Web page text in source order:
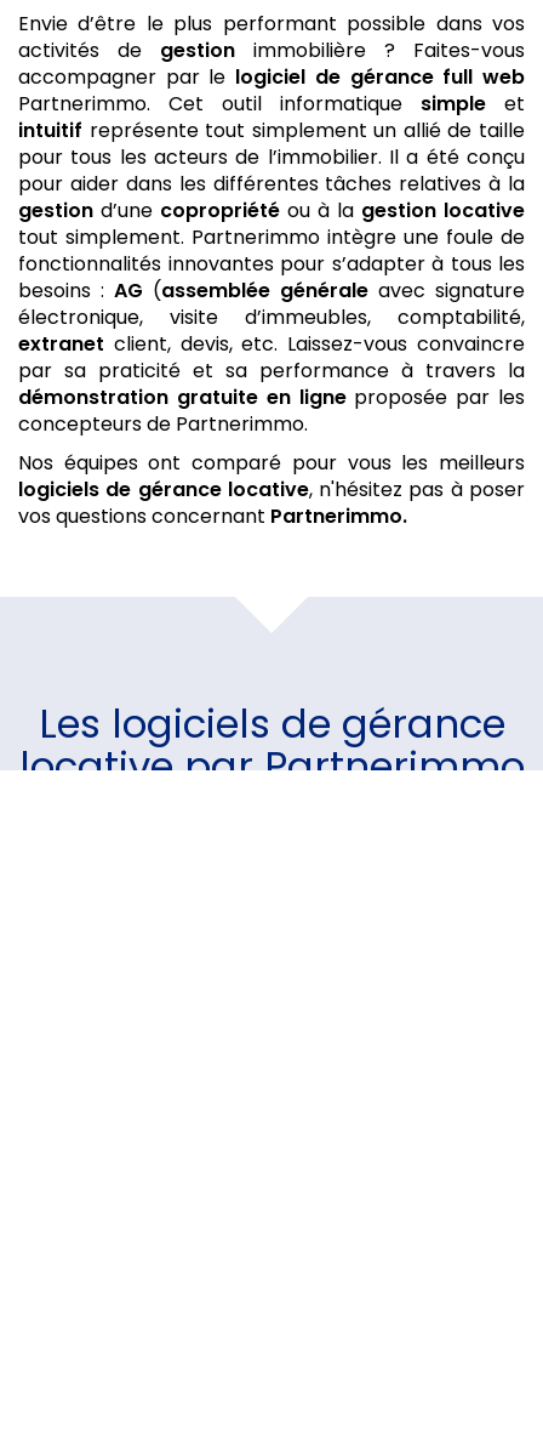
Envie d’être le plus performant possible dans vos
activités de gestion immobilière ? Faites-vous
accompagner par le logiciel de gérance full web
Partnerimmo. Cet outil informatique simple et
intuitif représente tout simplement un allié de taille
pour tous les acteurs de l’immobilier. Il a été conçu
pour aider dans les différentes tâches relatives à la
gestion d’une copropriété ou à la gestion locative
tout simplement. Partnerimmo intègre une foule de
fonctionnalités innovantes pour s’adapter à tous les
besoins : AG (assemblée générale avec signature
électronique, visite d’immeubles, comptabilité,
extranet client, devis, etc. Laissez-vous convaincre
par sa praticité et sa performance à travers la
démonstration gratuite en ligneproposée par les
concepteurs de Partnerimmo.
Nos équipes ont comparé pour vous les meilleurs
logiciels de gérance locative, n'hésitez pas à poser
vos questions concernant Partnerimmo.
Les logiciels de gérance
locativepar Partnerimmo